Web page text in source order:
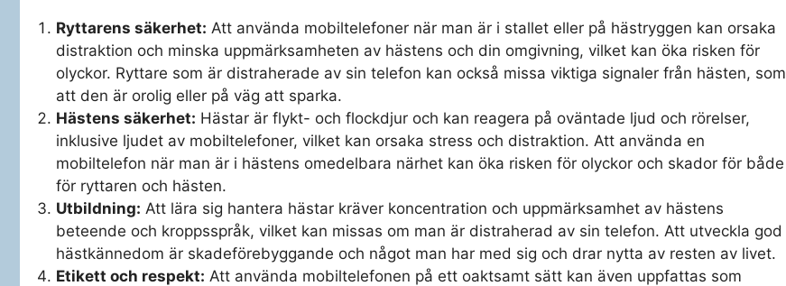
Ryttarens säkerhet: Att använda mobiltelefoner när man är i stallet eller på hästryggen kan orsaka
distraktion och minska uppmärksamheten av hästens och din omgivning, vilket kan öka risken för
olyckor. Ryttare som är distraherade av sin telefon kan också missa viktiga signaler från hästen, som
att den är orolig eller på väg att sparka.
Hästens säkerhet: Hästar är flykt- och flockdjur och kan reagera på oväntade ljud och rörelser,
inklusive ljudet av mobiltelefoner, vilket kan orsaka stress och distraktion. Att använda en
mobiltelefon när man är i hästens omedelbara närhet kan öka risken för olyckor och skador för både
för ryttaren och hästen.
Utbildning: Att lära sig hantera hästar kräver koncentration och uppmärksamhet av hästens
beteende och kroppsspråk, vilket kan missas om man är distraherad av sin telefon. Att utveckla god
hästkännedom är skadeförebyggande och något man har med sig och drar nytta av resten av livet.
Etikett och respekt: Att använda mobiltelefonen på ett oaktsamt sätt kan även uppfattas som